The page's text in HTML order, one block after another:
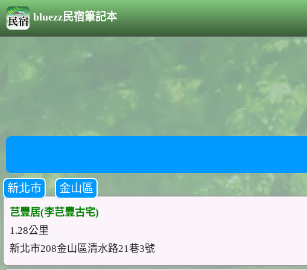
bluezz民宿筆記本
新北市 金山區
芑豐居(李芑豐古宅)
1.28公里
新北市208金山區清水路21巷3號